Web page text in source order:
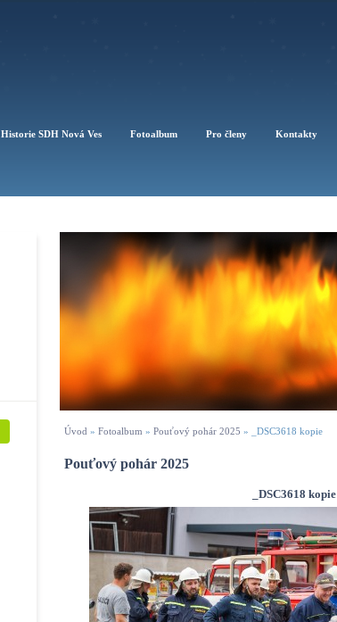
Úvod » Fotoalbum » Pouťový pohár 2025 » _DSC3618 kopie
Pouťový pohár 2025
_DSC3618 kopie
Historie SDH Nová Ves Fotoalbum Pro členy Kontakty